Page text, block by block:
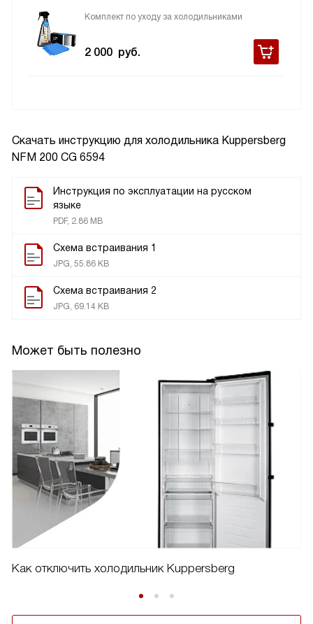
Скачать инструкцию для холодильника Kuppersberg
NFM 200 CG 6594
Инструкция по эксплуатации на русском
языке
PDF, 2.86 MB
Схема встраивания 1
JPG, 55.86 KB
Схема встраивания 2
JPG, 69.14 KB
Может быть полезно
Как отключить холодильник Kuppersberg
Комплект по уходу за холодильниками
2 000 руб.